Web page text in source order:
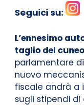
Seguici su:
L’ennesimo
taglio del cuneo
parlamentare
nuovo
fiscale andrà a
sugli stipendi